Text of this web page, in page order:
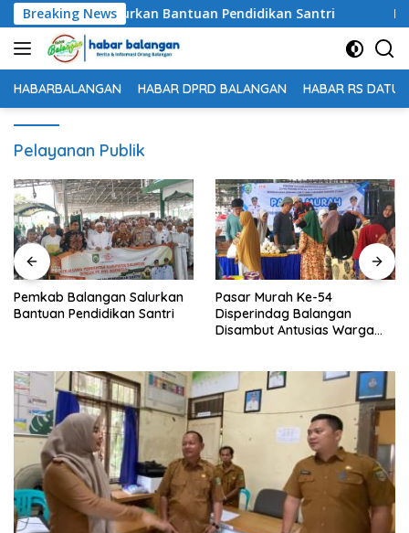
Langsung
ke
konten
Breaking News
Balangan Salurkan Bantuan Pendidikan Santri
HABARBALANGAN HABAR DPRD BALANGAN HABAR RS DATU
Pelayanan Publik
Salurkan
Santri
Pasar Murah Ke-54
Disperindag Balangan
Disambut Antusias Warga
Ninian,